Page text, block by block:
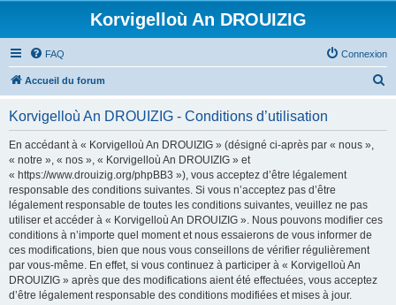
Korvigelloù An DROUIZIG
FAQ Connexion
Accueil du forum
Korvigelloù An DROUIZIG - Conditions d’utilisation
En accédant à « Korvigelloù An DROUIZIG » (désigné ci-après par « nous »,
« notre », « nos », « Korvigelloù An DROUIZIG » et
« https://www.drouizig.org/phpBB3 »), vous acceptez d’être légalement
responsable des conditions suivantes. Si vous n’acceptez pas d’être
légalement responsable de toutes les conditions suivantes, veuillez ne pas
utiliser et accéder à « Korvigelloù An DROUIZIG ». Nous pouvons modifier ces
conditions à n’importe quel moment et nous essaierons de vous informer de
ces modifications, bien que nous vous conseillons de vérifier régulièrement
par vous-même. En effet, si vous continuez à participer à « Korvigelloù An
DROUIZIG » après que des modifications aient été effectuées, vous acceptez
d’être légalement responsable des conditions modifiées et mises à jour.